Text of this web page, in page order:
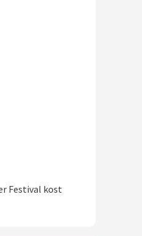
Festival kost